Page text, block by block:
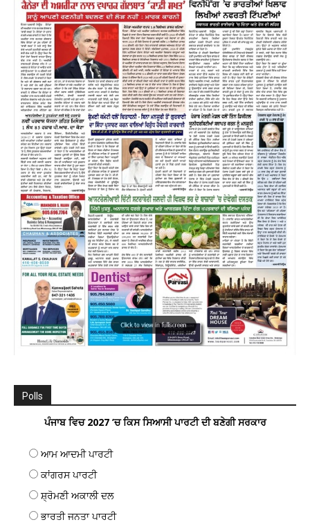
Polls
ਪੰਜਾਬ ਵਿਚ 2027 ’ਚ ਕਿਸ ਸਿਆਸੀ ਪਾਰਟੀ ਦੀ ਬਣੇਗੀ ਸਰਕਾਰ
ਆਮ ਆਦਮੀ ਪਾਰਟੀ
ਕਾਂਗਰਸ ਪਾਰਟੀ
ਸ਼੍ਰੋਮਣੀ ਅਕਾਲੀ ਦਲ
ਭਾਰਤੀ ਜਨਤਾ ਪਾਰਟੀ